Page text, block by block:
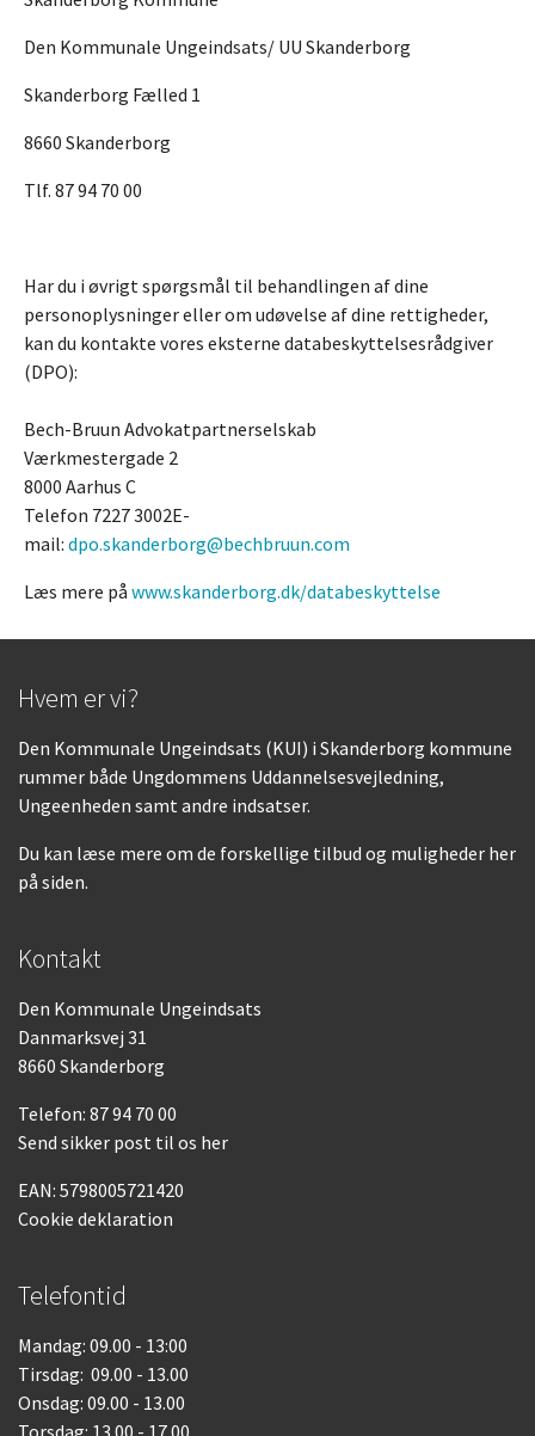
Den Kommunale Ungeindsats/ UU Skanderborg
Skanderborg Fælled 1
8660 Skanderborg
Tlf. 87 94 70 00
Har du i øvrigt spørgsmål til behandlingen af dine
personoplysninger eller om udøvelse af dine rettigheder,
kan du kontakte vores eksterne databeskyttelsesrådgiver
(DPO):
Bech-Bruun Advokatpartnerselskab
Værkmestergade 2
8000 Aarhus C
Telefon 7227 3002E-
mail: dpo.skanderborg@bechbruun.com
Læs mere på www.skanderborg.dk/databeskyttelse
Hvem er vi?
Den Kommunale Ungeindsats (KUI) i Skanderborg kommune
rummer både Ungdommens Uddannelsesvejledning,
Ungeenheden samt andre indsatser.
Du kan læse mere om de forskellige tilbud og muligheder her
på siden.
Kontakt
Den Kommunale Ungeindsats
Danmarksvej 31
8660 Skanderborg
Telefon: 87 94 70 00
Send sikker post til os her
EAN: 5798005721420
Cookie deklaration
Telefontid
Mandag: 09.00 - 13:00
Tirsdag: 09.00 - 13.00
Onsdag: 09.00 - 13.00
Torsdag: 13.00 - 17.00